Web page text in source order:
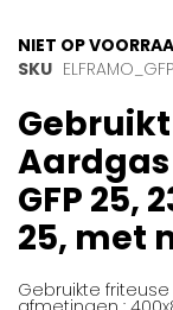
Ga
naar
begin
van
de
afbeeldingen-
gallerij
NIET OP
SKU
GFP 25,
25, met
Gebruikte